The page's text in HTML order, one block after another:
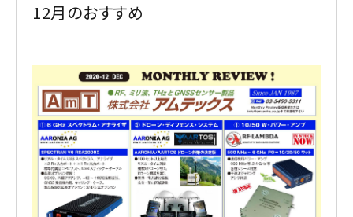
12月のおすすめ